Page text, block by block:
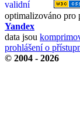
optimalizováno pro
Yandex
data jsou
prohlášení o
© 2004 - 2026